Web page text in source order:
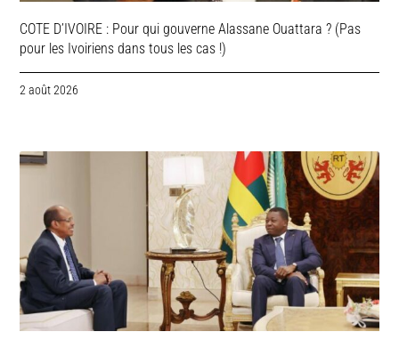
COTE D’IVOIRE : Pour qui gouverne Alassane Ouattara ? (Pas
pour les Ivoiriens dans tous les cas !)
2 août 2026